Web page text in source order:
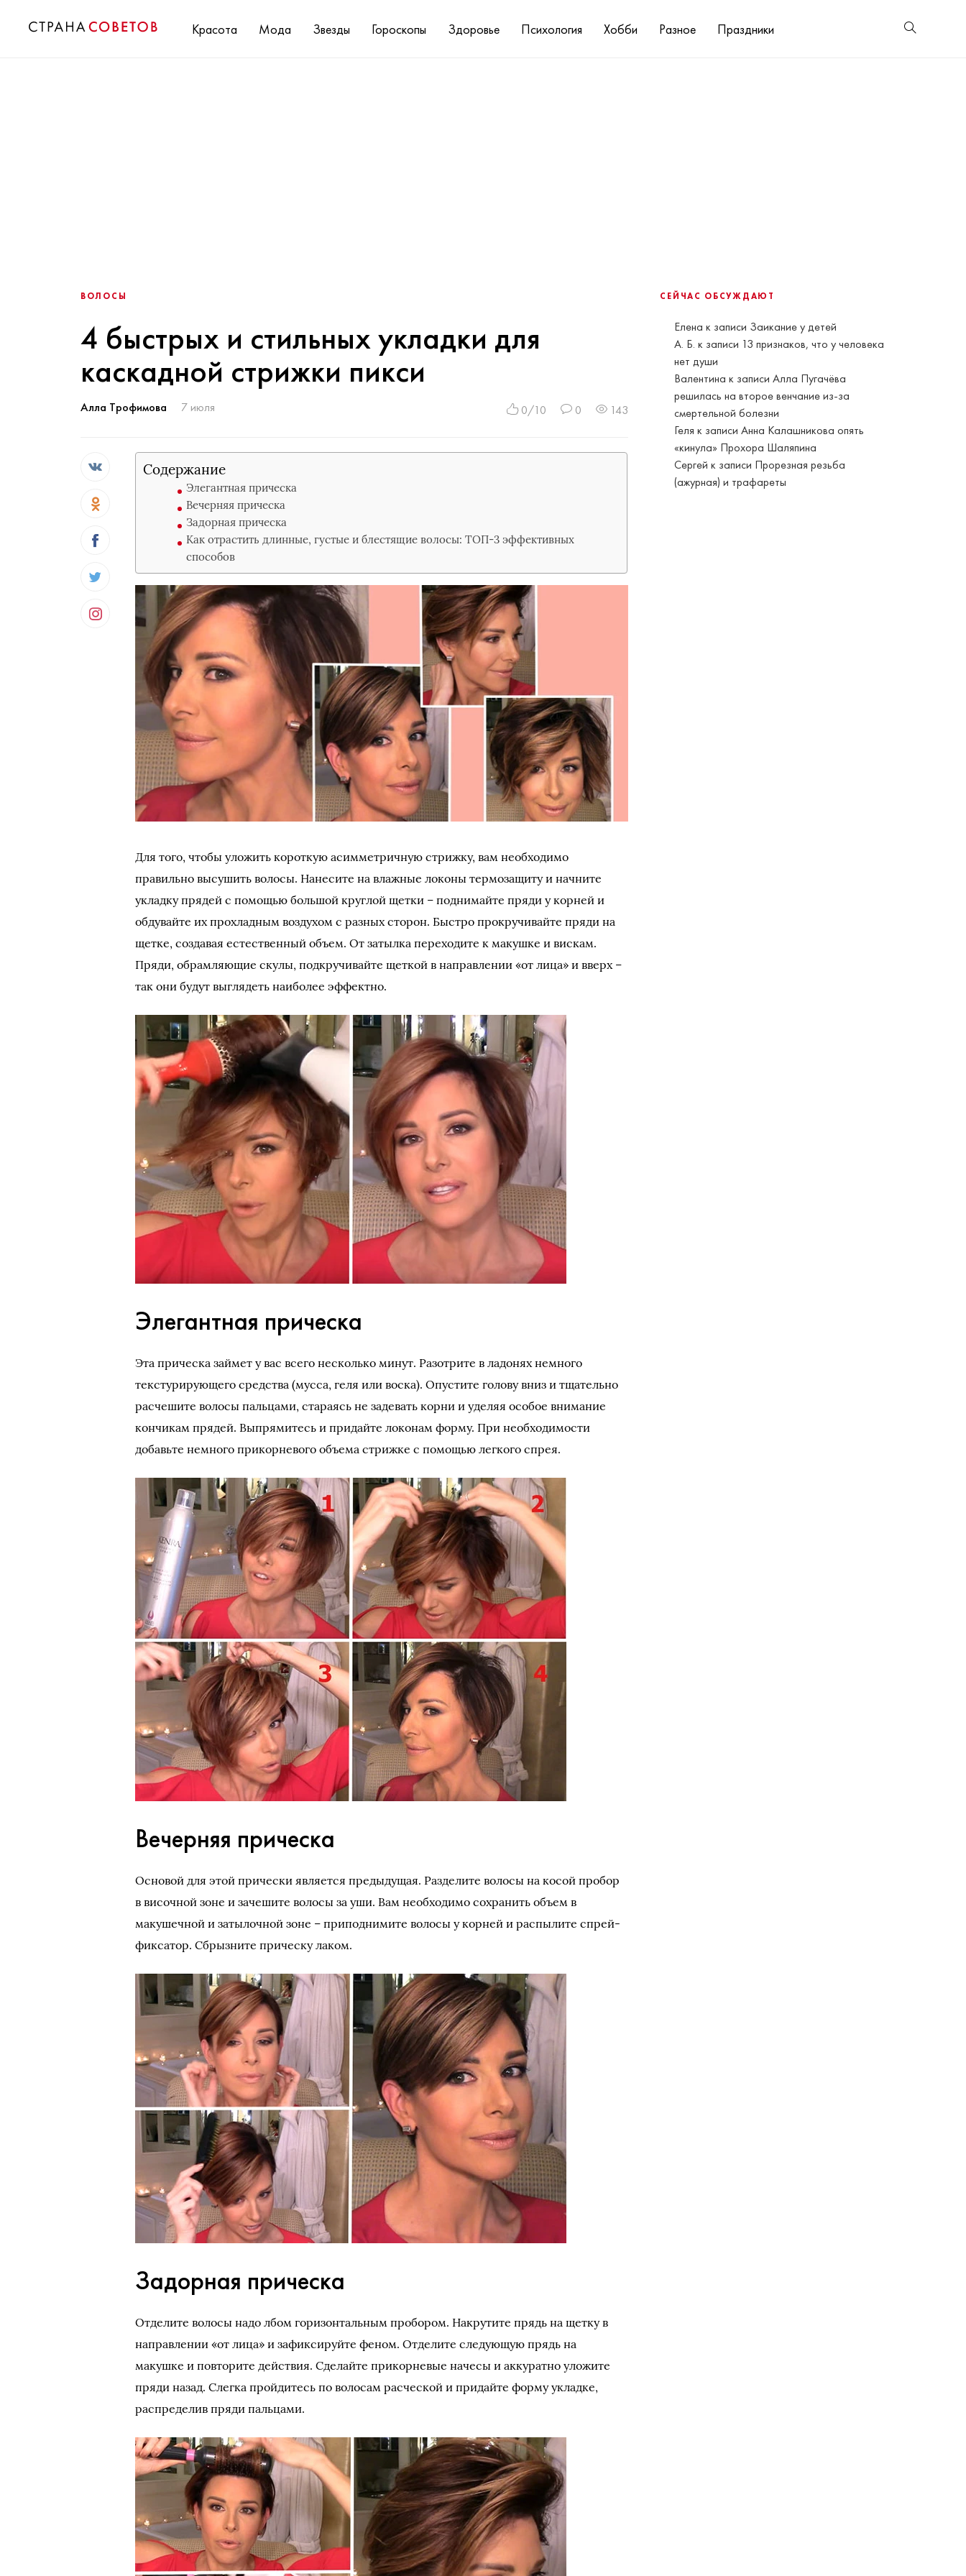
Красота Мода Звезды Гороскопы Здоровье Психология Хобби Разное Праздники
СЕЙЧАС ОБСУЖДАЮТ
Елена к записи Заикание у детей
А. Б. к записи 13 признаков, что у человека
нет души
Валентина к записиАлла Пугачёва
решилась на второе венчание из-за
смертельной болезни
Геля к записиАнна Калашникова опять
«кинула» Прохора Шаляпина
Сергей к записи Прорезная резьба
(ажурная) и трафареты
ВОЛОСЫ
4 быстрых и стильных укладки для
каскадной стрижки пикси
Алла Трофимова 7 июля 0/10 0 143
Содержание
Элегантная прическа
Вечерняя прическа
Задорная прическа
Как отрастить длинные, густые и блестящие волосы: ТОП-3 эффективных
способов
Для того, чтобы уложить короткую асимметричную стрижку, вам необходимо
правильно высушить волосы. Нанесите на влажные локоны термозащиту и начните
укладку прядей с помощью большой круглой щетки – поднимайте пряди у корней и
обдувайте их прохладным воздухом с разных сторон. Быстро прокручивайте пряди на
щетке, создавая естественный объем. От затылка переходите к макушке и вискам.
Пряди, обрамляющие скулы, подкручивайте щеткой в направлении «от лица» и вверх –
так они будут выглядеть наиболее эффектно.
Элегантная прическа
Эта прическа займет у вас всего несколько минут. Разотрите в ладонях немного
текстурирующего средства (мусса, геля или воска). Опустите голову вниз и тщательно
расчешите волосы пальцами, стараясь не задевать корни и уделяя особое внимание
кончикам прядей. Выпрямитесь и придайте локонам форму. При необходимости
добавьте немного прикорневого объема стрижке с помощью легкого спрея.
Вечерняя прическа
Основой для этой прически является предыдущая. Разделите волосы на косой пробор
в височной зоне и зачешите волосы за уши. Вам необходимо сохранить объем в
макушечной и затылочной зоне – приподнимите волосы у корней и распылите спрей-
фиксатор. Сбрызните прическу лаком.
Задорная прическа
Отделите волосы надо лбом горизонтальным пробором. Накрутите прядь на щетку в
направлении «от лица» и зафиксируйте феном. Отделите следующую прядь на
макушке и повторите действия. Сделайте прикорневые начесы и аккуратно уложите
пряди назад. Слегка пройдитесь по волосам расческой и придайте форму укладке,
распределив пряди пальцами.